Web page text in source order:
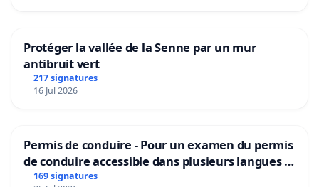
Protéger la vallée de la Senne par un mur
antibruit vert
217 signatures
16 Jul 2026
Permis de conduire - Pour un examen du permis
de conduire accessible dans plusieurs langues à
Bruxelles
169 signatures